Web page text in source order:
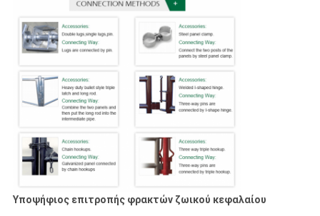
Υποψήφιος επιτροπής φρακτών ζωικού κεφαλαίου